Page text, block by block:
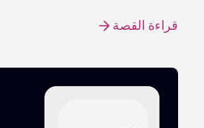
قراءة القصة